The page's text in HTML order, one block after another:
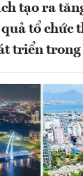
tạo ra
tổ chức
triển